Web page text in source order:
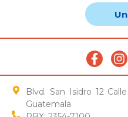
Blvd. San Isidro 12
Guatemala